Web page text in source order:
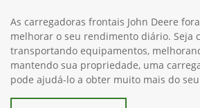
As carregadoras frontais John Deere
melhorar o seu rendimento diário. Seja
transportando equipamentos,
mantendo sua propriedade, uma
pode ajudá-lo a obter muito mais do